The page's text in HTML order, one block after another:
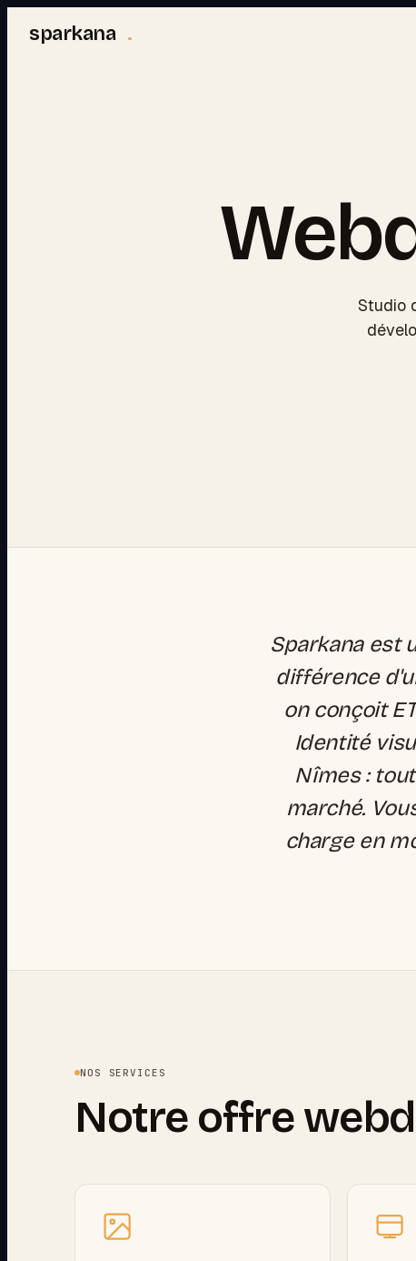
sparkana .
Studio
Sparkana est
différence
on conçoit
Identité
Nîmes :
marché.
charge en
NOS SERVICES
Notre offre